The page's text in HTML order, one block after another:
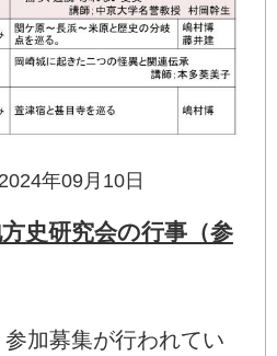
年09月10日
史研究会の行事（参
加募集が行われてい